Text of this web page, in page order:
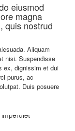
eiusmod
magna
quis nostrud
Aliquam
nisi. Suspendisse
ex, dignissim et dui
purus, ac
Duis posuere